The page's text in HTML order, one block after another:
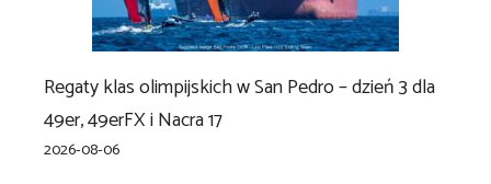
Regaty klas olimpijskich w San Pedro – dzień 3 dla
49er, 49erFX i Nacra 17
2026-08-06